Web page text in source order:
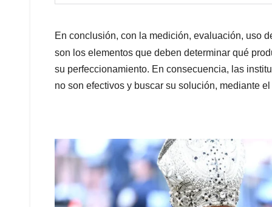
En conclusión, con la medición, evaluación, uso
son los elementos que deben determinar qué
su perfeccionamiento. En consecuencia, las
no son efectivos y buscar su solución, mediante